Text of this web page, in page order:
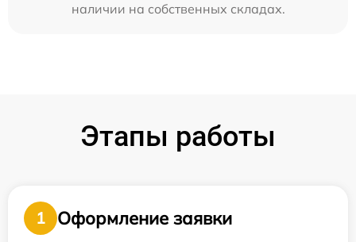
наличии на собственных складах.
Этапы работы
1
Оформление заявки